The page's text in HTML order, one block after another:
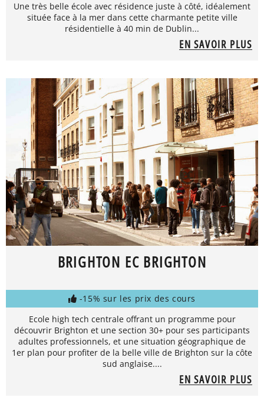
Une très belle école avec résidence juste à côté, idéalement
située face à la mer dans cette charmante petite ville
résidentielle à 40 min de Dublin...
EN SAVOIR PLUS
BRIGHTON EC BRIGHTON
-15% sur les prix des cours
Ecole high tech centrale offrant un programme pour
découvrir Brighton et une section 30+ pour ses participants
adultes professionnels, et une situation géographique de
1er plan pour profiter de la belle ville de Brighton sur la côte
sud anglaise....
EN SAVOIR PLUS